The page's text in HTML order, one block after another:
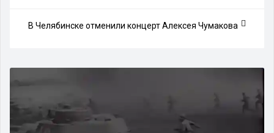
В Челябинске отменили концерт Алексея Чумакова